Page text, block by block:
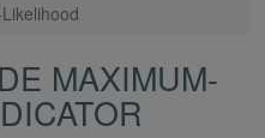
MAXIMUM-